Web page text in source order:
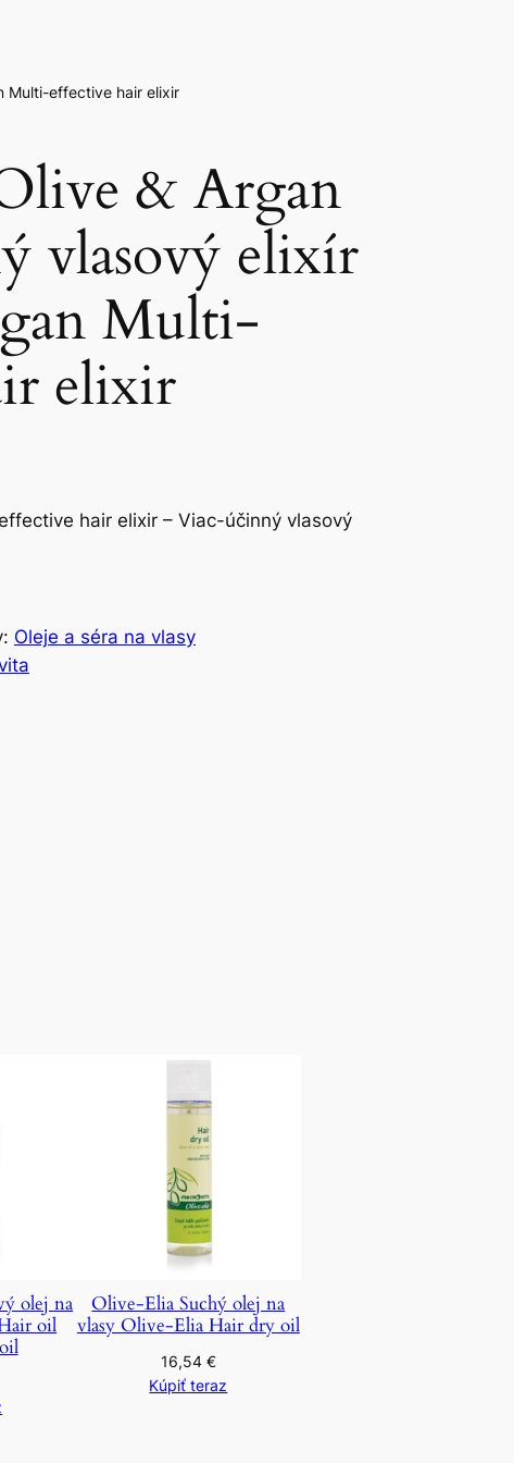
Multi-effective hair elixir
& Argan
vlasový elixír
Multi-
elixir
hair elixir – Viac-účinný vlasový
Oleje a séra na vlasy
olej na
oil
Olive-Elia Suchý olej na
vlasy Olive-Elia Hair dry oil
16,54 €
Kúpiť teraz